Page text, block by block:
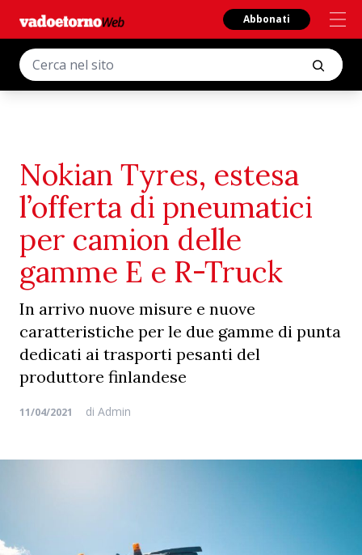
Abbonati
Nokian Tyres, estesa
l’offerta di pneumatici
per camion delle
gamme E e R-Truck
In arrivo nuove misure e nuove
caratteristiche per le due gamme di punta
dedicati ai trasporti pesanti del
produttore finlandese
11/04/2021 di Admin